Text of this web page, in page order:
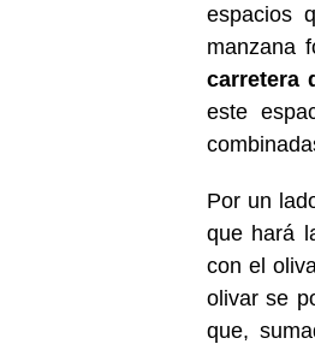
espacios
manzana
carretera
este
Por un
que hará
con el
olivar se
que,